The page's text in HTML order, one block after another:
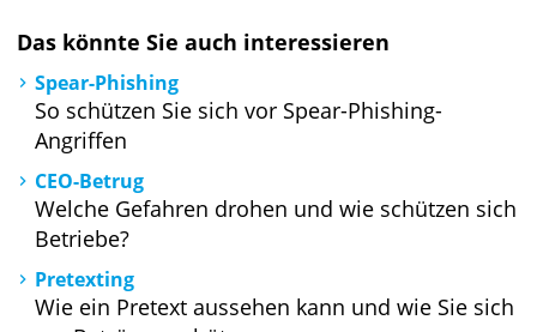
Das könnte Sie auch interessieren
Spear-Phishing
So schützen Sie sich vor Spear-Phishing-
Angriffen
CEO-Betrug
Welche Gefahren drohen und wie schützen sich
Betriebe?
Pretexting
Wie ein Pretext aussehen kann und wie Sie sich